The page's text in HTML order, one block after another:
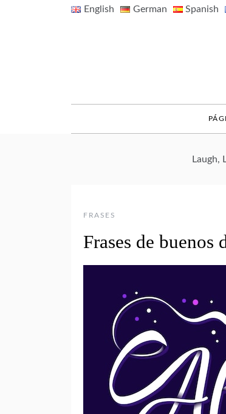
English German Spanish
Laugh,
FRASES
Frases de buenos